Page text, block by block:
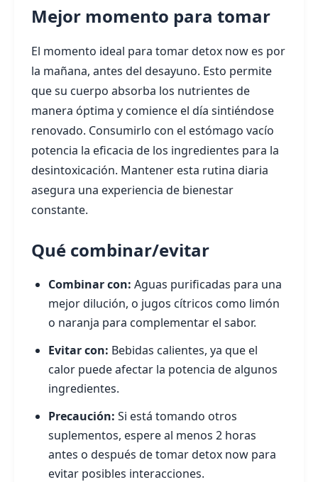
Mejor momento para tomar
El momento ideal para tomar detox now es por
la mañana, antes del desayuno. Esto permite
que su cuerpo absorba los nutrientes de
manera óptima y comience el día sintiéndose
renovado. Consumirlo con el estómago vacío
potencia la eficacia de los ingredientes para la
desintoxicación. Mantener esta rutina diaria
asegura una experiencia de bienestar
constante.
Qué combinar/evitar
Combinar con: Aguas purificadas para una
mejor dilución, o jugos cítricos como limón
o naranja para complementar el sabor.
Evitar con: Bebidas calientes, ya que el
calor puede afectar la potencia de algunos
ingredientes.
Precaución: Si está tomando otros
suplementos, espere al menos 2 horas
antes o después de tomar detox now para
evitar posibles interacciones.